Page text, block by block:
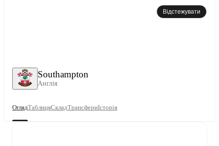
Southampton
Англія
Відстежувати
ОглядТаблицяСкладТрансфериІсторія